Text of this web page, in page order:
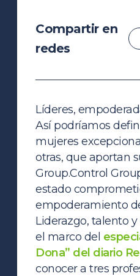
Compartir en
redes
Líderes,
Así podríamos
mujeres
otras, que aportan
Group.Control
estado
empoderamiento
Liderazgo, talento
el marco del
Dona” del diario
conocer a tres